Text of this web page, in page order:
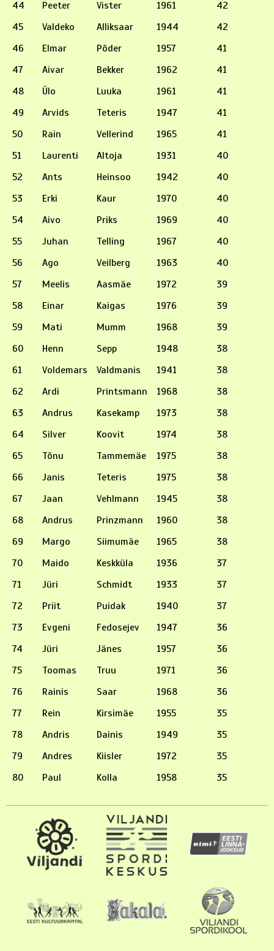
44 Peeter Vister 1961
42
45
Valdeko Alliksaar 1944
42
46
Elmar Põder 1957
41
47
Aivar Bekker 1962
41
48
Ülo Luuka 1961
41
49
Arvids Teteris 1947
41
50
Rain Vellerind 1965
41
51
Laurenti Altoja 1931
40
52
Ants Heinsoo 1942
40
53
Erki Kaur 1970
40
54
Aivo Priks 1969
40
55
Juhan Telling 1967
40
56
Ago Veilberg 1963
40
57
Meelis Aasmäe 1972
39
58
Einar Kaigas 1976
39
59
Mati Mumm 1968
39
60
Henn Sepp 1948
38
61
Voldemars Valdmanis 1941
38
62
Ardi Printsmann 1968
38
63
Andrus Kasekamp 1973
38
64
Silver Koovit 1974
38
65
Tõnu Tammemäe 1975
38
66
Janis Teteris 1975
38
67
Jaan Vehlmann 1945
38
68
Andrus Prinzmann 1960
38
69
Margo Siimumäe 1965
38
70
Maido Keskküla 1936
37
71
Jüri Schmidt 1933
37
72
Priit Puidak 1940
37
73
Evgeni Fedosejev 1947
36
74
Jüri Jänes 1957
36
75
Toomas Truu 1971
36
76
Rainis Saar 1968
36
77
Rein Kirsimäe 1955
35
78
Andris Dainis 1949
35
79
Andres Kiisler 1972
35
80
Paul Kolla 1958 35